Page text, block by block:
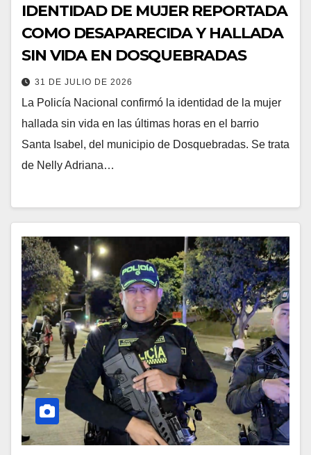
IDENTIDAD DE MUJER REPORTADA
COMO DESAPARECIDA Y HALLADA
SIN VIDA EN DOSQUEBRADAS
31 DE JULIO DE 2026
La Policía Nacional confirmó la identidad de la mujer
hallada sin vida en las últimas horas en el barrio
Santa Isabel, del municipio de Dosquebradas. Se trata
de Nelly Adriana…